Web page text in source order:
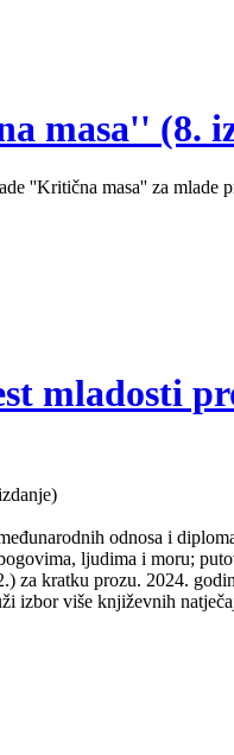
masa'' (8.
''Kritična masa'' za mlade
mladosti
odnosa i
ljudima i moru;
za kratku prozu. 2024.
izbor više književnih